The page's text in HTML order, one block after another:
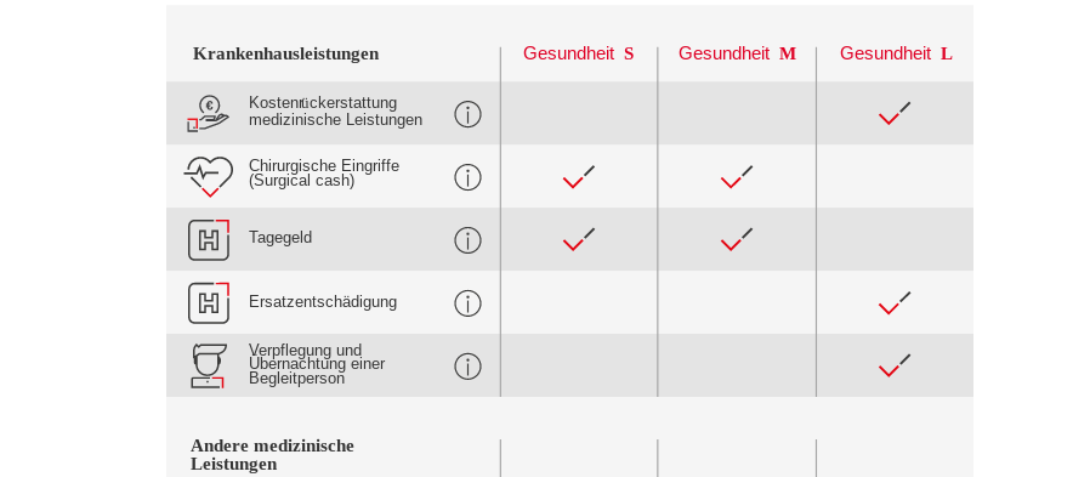
Chirurgische Eingriffe
(Surgical cash)
Kostenrückerstattung
medizinische Leistungen
Tagegeld
Ersatzentschädigung
Verpflegung und
Übernachtung einer
Begleitperson
Krankenhausleistungen
Andere medizinische
Leistungen
Gesundheit S Gesundheit M Gesundheit L